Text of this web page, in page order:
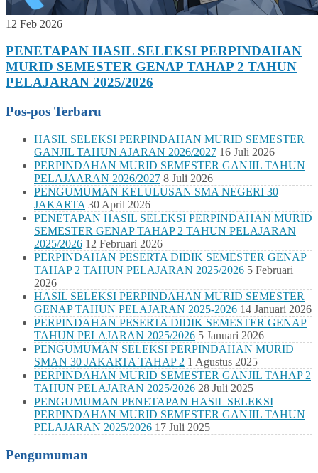
12 Feb 2026
PENETAPAN HASIL SELEKSI PERPINDAHAN
MURID SEMESTER GENAP TAHAP 2 TAHUN
PELAJARAN 2025/2026
Pos-pos Terbaru
HASIL SELEKSI PERPINDAHAN MURID SEMESTER
GANJIL TAHUN AJARAN 2026/2027 16 Juli 2026
PERPINDAHAN MURID SEMESTER GANJIL TAHUN
PELAJAARAN 2026/2027 8 Juli 2026
PENGUMUMAN KELULUSAN SMA NEGERI 30
JAKARTA 30 April 2026
PENETAPAN HASIL SELEKSI PERPINDAHAN MURID
SEMESTER GENAP TAHAP 2 TAHUN PELAJARAN
2025/2026 12 Februari 2026
PERPINDAHAN PESERTA DIDIK SEMESTER GENAP
TAHAP 2 TAHUN PELAJARAN 2025/2026 5 Februari
2026
HASIL SELEKSI PERPINDAHAN MURID SEMESTER
GENAP TAHUN PELAJARAN 2025-2026 14 Januari 2026
PERPINDAHAN PESERTA DIDIK SEMESTER GENAP
TAHUN PELAJARAN 2025/2026 5 Januari 2026
PENGUMUMAN SELEKSI PERPINDAHAN MURID
SMAN 30 JAKARTA TAHAP 2 1 Agustus 2025
PERPINDAHAN MURID SEMESTER GANJIL TAHAP 2
TAHUN PELAJARAN 2025/2026 28 Juli 2025
PENGUMUMAN PENETAPAN HASIL SELEKSI
PERPINDAHAN MURID SEMESTER GANJIL TAHUN
PELAJARAN 2025/2026 17 Juli 2025
Pengumuman